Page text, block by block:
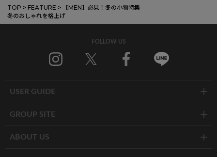
TOP > FEATURE >
【MEN】必見！冬の小物特集
冬のおしゃれを格上げ
FOLLOW US
USER GUIDE
GROUP SITE
ABOUT US